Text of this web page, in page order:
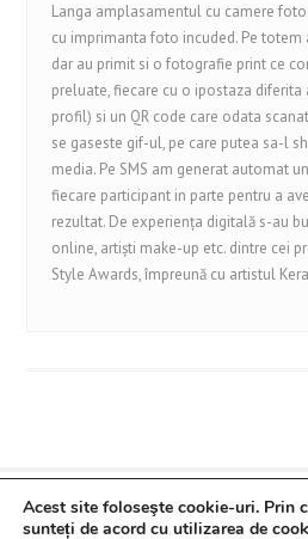
Langa amplasamentul cu camere
cu imprimanta foto incuded. Pe
dar au primit si o fotografie print ce
preluate, fiecare cu o ipostaza diferita
profil) si un QR code care odata
se gaseste gif-ul, pe care putea sa-l
media. Pe SMS am generat automat
fiecare participant in parte pentru a
rezultat. De experiența digitală s-au
online, artiști make-up etc. dintre cei
Style Awards, împreună cu artistul
Despre noi Contact
Politica
Copyright ©2026
Acest site foloseşte cookie-uri. Prin
sunteți de acord cu utilizarea de